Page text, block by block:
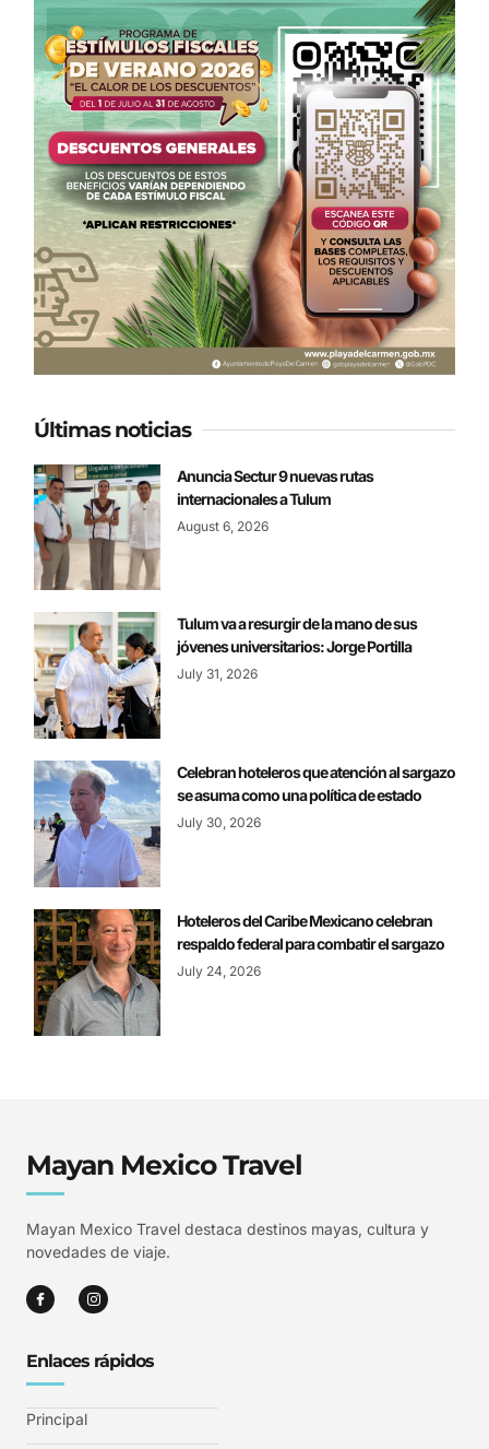
Últimas noticias
Anuncia Sectur 9 nuevas rutas
internacionales a Tulum
August 6, 2026
Tulum va a resurgir de la mano de sus
jóvenes universitarios: Jorge Portilla
July 31, 2026
Celebran hoteleros que atención al sargazo
se asuma como una política de estado
July 30, 2026
Hoteleros del Caribe Mexicano celebran
respaldo federal para combatir el sargazo
July 24, 2026
Mayan Mexico Travel
Mayan Mexico Travel destaca destinos mayas, cultura y
novedades de viaje.
Enlaces rápidos
Principal